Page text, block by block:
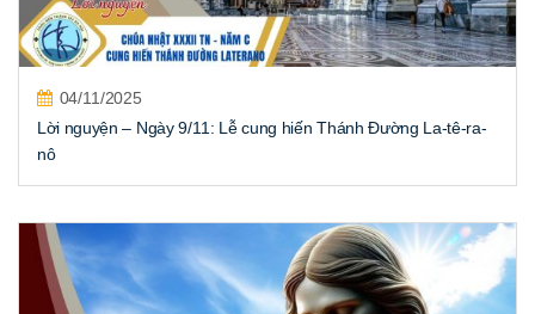
04/11/2025
Lời nguyện – Ngày 9/11: Lễ cung hiến Thánh Đường La-tê-ra-
nô